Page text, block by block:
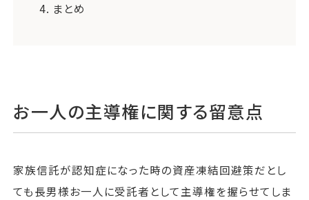
4. まとめ
お一人の主導権に関する留意点
家族信託が認知症になった時の資産凍結回避策だとし
ても長男様お一人に受託者として主導権を握らせてしま